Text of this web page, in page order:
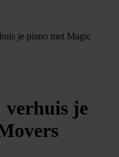
je piano met Magic
verhuis je